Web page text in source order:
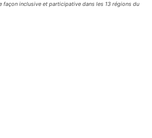
façon inclusive et participative dans les 13 régions du